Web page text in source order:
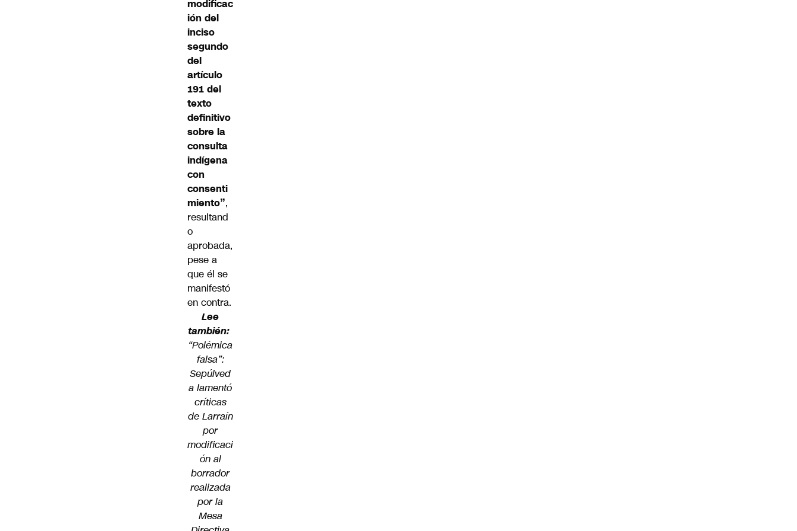
modificac
ión del
inciso
segundo
del
artículo
191 del
texto
definitivo
sobre la
consulta
indígena
con
consenti
miento”,
resultand
o
aprobada,
pese a
que él se
manifestó
en contra.
Lee
también:
“Polémica
falsa”:
Sepúlved
a lamentó
críticas
de Larraín
por
modificaci
ón al
borrador
realizada
por la
Mesa